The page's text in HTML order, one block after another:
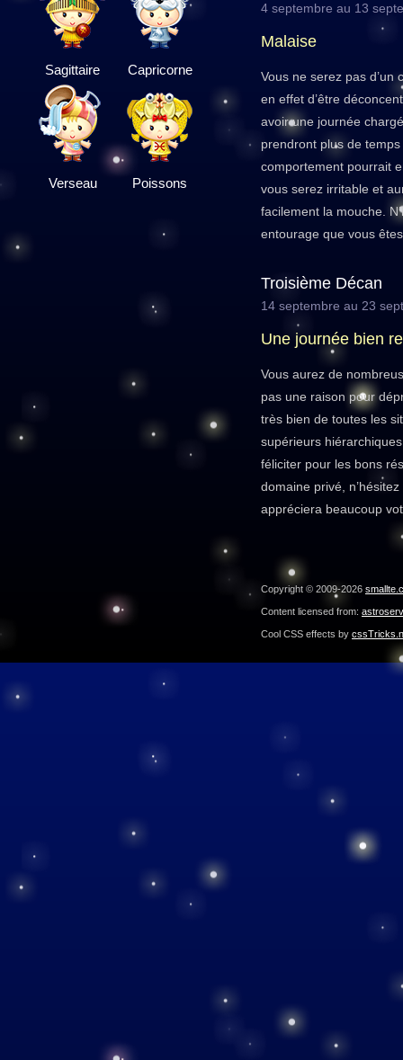
Sagittaire Capricorne
Verseau Poissons
4 septembre au 13
Malaise
Vous ne serez pas d’un
en effet d’être
avoir une journée
prendront plus de
comportement pourrait
vous serez irritable et
facilement la mouche.
entourage que vous
Troisième Décan
14 septembre au 23
Une journée bien
Vous aurez de
pas une raison pour
très bien de toutes les
supérieurs
féliciter pour les bons
domaine privé,
appréciera beaucoup
Copyright © 2009-2026
Content licensed from:
Cool CSS effects by